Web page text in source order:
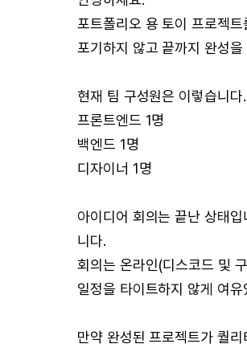
포트폴리오 용 토이 프로젝
포기하지 않고 끝까지 완성
현재 팀 구성원은 이렇습니다.
프론트엔드 1명
백엔드 1명
디자이너 1명
아이디어 회의는 끝난 상태
니다.
회의는 온라인(디스코드 및
일정을 타이트하지 않게 여
만약 완성된 프로젝트가 퀄